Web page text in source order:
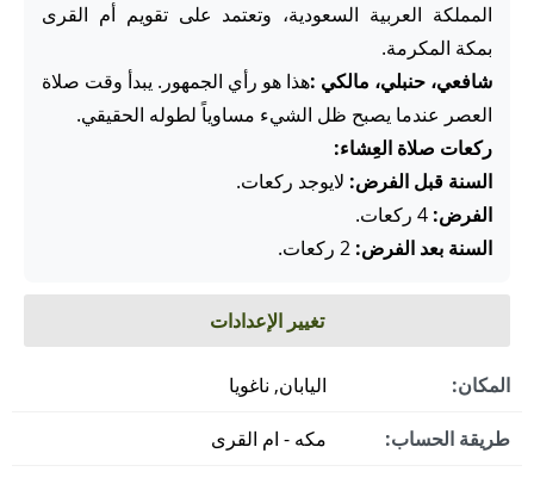
المملكة العربية السعودية، وتعتمد على تقويم أم القرى
بمكة المكرمة.
شافعي، حنبلي، مالكي :هذا هو رأي الجمهور. يبدأ وقت صلاة
العصر عندما يصبح ظل الشيء مساوياً لطوله الحقيقي.
ركعات صلاة العِشاء:
السنة قبل الفرض: لايوجد ركعات.
الفرض:
السنة بعد الفرض:
تغيير الإعدادات
المكان: اليابان, ناغويا
طريقة الحساب: مكه - ام القرى